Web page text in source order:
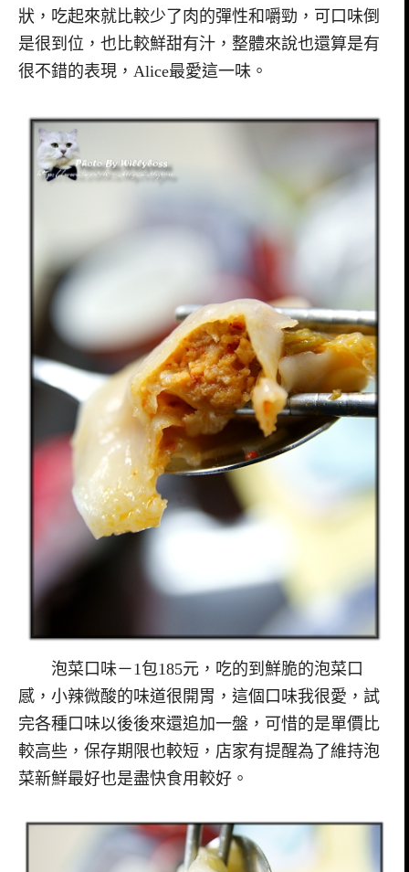
狀，吃起來就比較少了肉的彈性和嚼勁，可口味倒
是很到位，也比較鮮甜有汁，整體來說也還算是有
很不錯的表現，Alice最愛這一味。
泡菜口味－1包185元，吃的到鮮脆的泡菜口
感，小辣微酸的味道很開胃，這個口味我很愛，試
完各種口味以後後來還追加一盤，可惜的是單價比
較高些，保存期限也較短，店家有提醒為了維持泡
菜新鮮最好也是盡快食用較好。